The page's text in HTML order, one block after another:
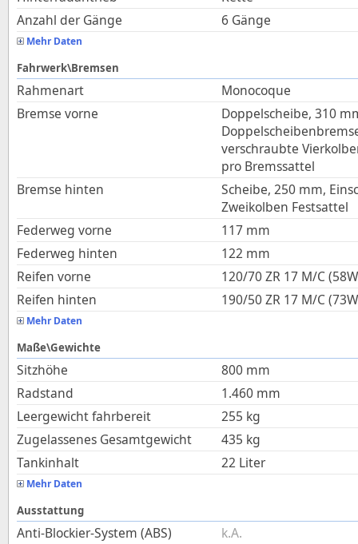
Anzahl der Gänge
6 Gänge
Mehr Daten
Fahrwerk\Bremsen
Rahmenart
Monocoque
Bremse vorne
Doppelscheibe, 310
verschraubte
pro Bremssattel
Bremse hinten
Scheibe, 250 mm,
Zweikolben Festsattel
Federweg vorne
117 mm
Federweg hinten
122 mm
Reifen vorne
120/70 ZR 17 M/C
Reifen hinten
190/50 ZR 17 M/C
Mehr Daten
Maße\Gewichte
Sitzhöhe 800 mm
Radstand
1.460 mm
Leergewicht fahrbereit
255 kg
Zugelassenes Gesamtgewicht
435 kg
Tankinhalt
22 Liter
Mehr Daten
Ausstattung
Anti-Blockier-System (ABS) k.A.